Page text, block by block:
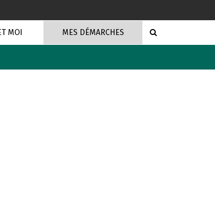
MOI MES DÉMARCHES